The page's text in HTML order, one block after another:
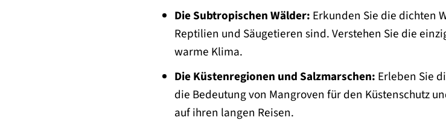
Die Subtropischen Wälder: Erkunden Sie die dichten
Reptilien und Säugetieren sind. Verstehen Sie die
warme Klima.
Die Küstenregionen und Salzmarschen: Erleben Sie
die Bedeutung von Mangroven für den Küstenschutz
auf ihren langen Reisen.